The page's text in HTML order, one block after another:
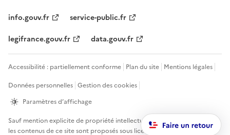
info.gouv.fr
service-public.fr
legifrance.gouv.fr
data.gouv.fr
Accessibilité : partiellement conforme Plan du site Mentions légales
Données personnelles Gestion des cookies
Paramètres d’affichage
Sauf mention explicite de propriété intellectuelle détenue par des tiers,
les contenus de ce site sont proposés sous licence etalab-2.0